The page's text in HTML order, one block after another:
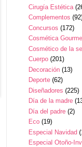
Cirugía Estética
Complementos
Concursos (172)
Cosmética
Cosmético de la
Cuerpo (201)
Decoración (13)
Deporte (62)
Diseñadores (225)
Día de la madre
Día del padre (2)
Eco (19)
Especial Navidad
Especial Otoño-